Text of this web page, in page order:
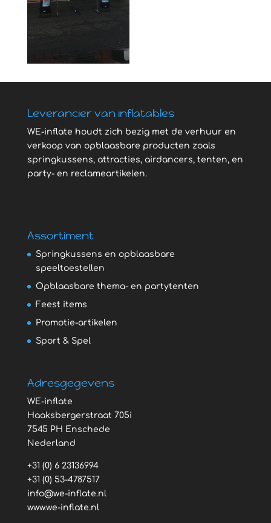
Leverancier van inflatables
WE-inflate houdt zich bezig met de verhuur en
verkoop van opblaasbare producten zoals
springkussens, attracties, airdancers, tenten, en
party- en reclameartikelen.
Assortiment
Springkussens en opblaasbare
speeltoestellen
Opblaasbare thema- en partytenten
Feest items
Promotie-artikelen
Sport & Spel
Adresgegevens
WE-inflate
Haaksbergerstraat 705i
7545 PH Enschede
Nederland
+31 (0) 6 23136994
+31 (0) 53-4787517
info@we-inflate.nl
www.we-inflate.nl